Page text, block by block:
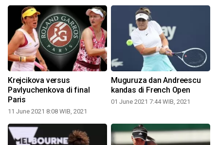
Krejcikova versus
Pavlyuchenkova di final
Paris
11 June 2021 8:08 WIB, 2021
Muguruza dan Andreescu
kandas di French Open
01 June 2021 7:44 WIB, 2021